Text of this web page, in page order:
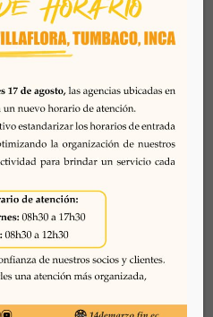
Quito - Ecuador
por